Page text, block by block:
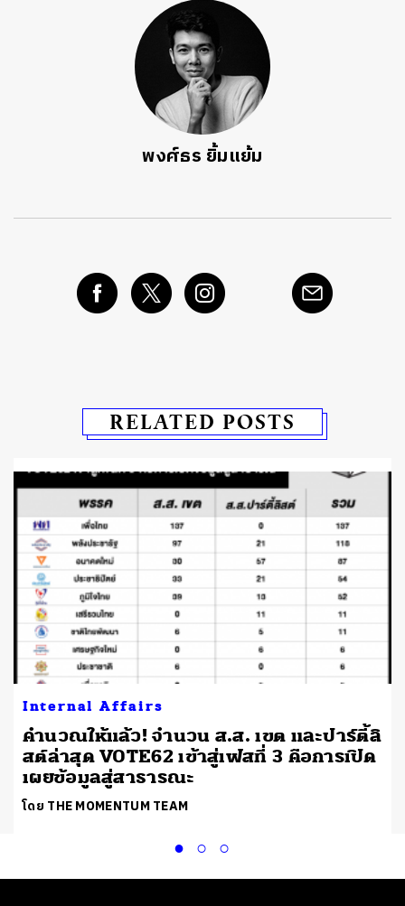
พงศ์ธร ยิ้มแย้ม
RELATED POSTS
Internal Affairs
คำนวณให้แล้ว! จำนวน ส.ส. เขต และปาร์ตี้ลิ
สต์ล่าสุด VOTE62 เข้าสู่เฟสที่ 3 คือการเปิด
เผยข้อมูลสู่สาธารณะ
โดย THE MOMENTUM TEAM